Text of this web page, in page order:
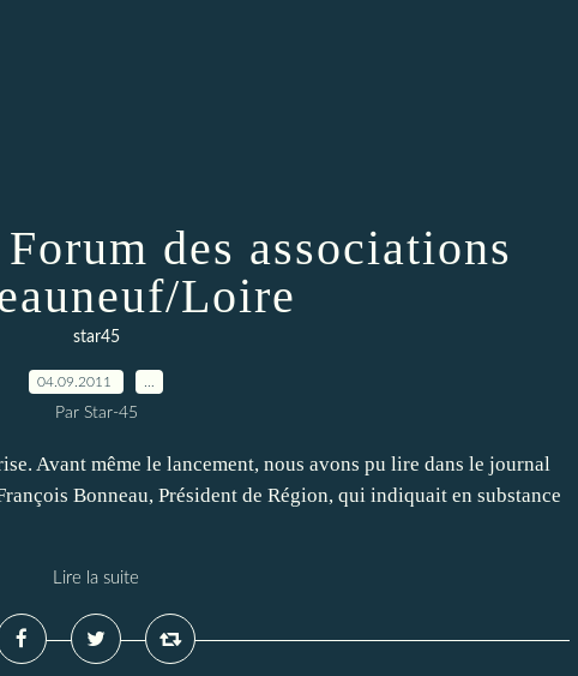
des associations
Loire
star45
04.09.2011
Par Star-45
Avant même le lancement, nous avons pu lire dans le journal
Bonneau, Président de Région, qui indiquait en substance
Lire la suite